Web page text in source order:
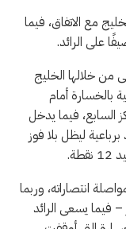
مع الاتفاق، فيما
على الرائد.
من خلالها الخليج
بالخسارة أمام
19 نقطة في المركز السابع، فيما يدخل
برباعية ليظل بلا فوز
انتصاراته، وربما
– فيما يسعى الرائد